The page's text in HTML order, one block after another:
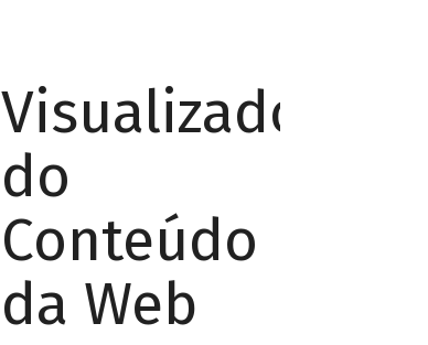
Visualizador
do
Conteúdo
da Web